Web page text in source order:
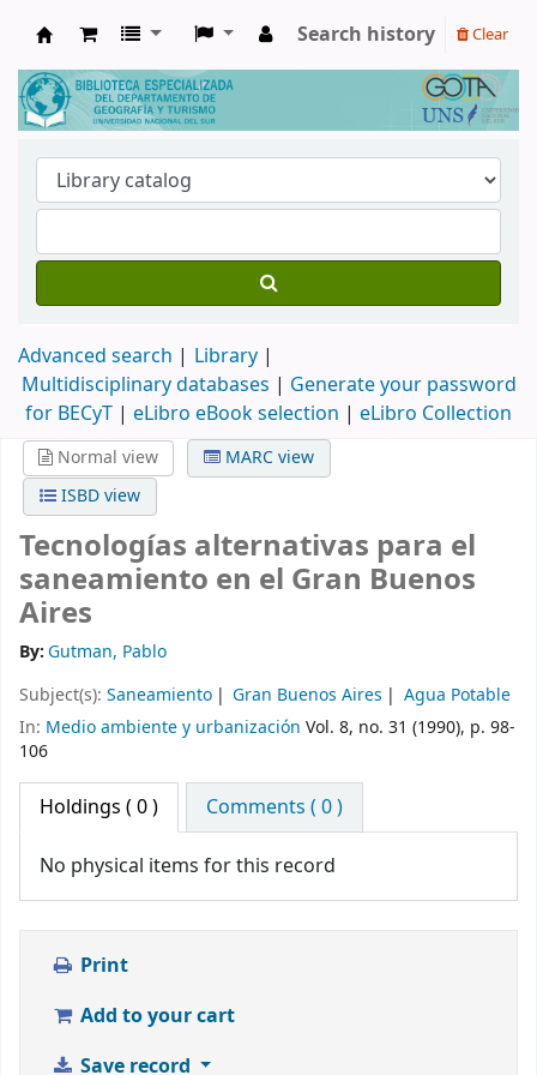
Biblioteca de Geografía y Turismo
Search history Clear
Advanced search
Library
Multidisciplinary databases | Generate your password
for BECyT | eLibro eBook selection | eLibro Collection
Normal view
MARC view
ISBD view
Tecnologías alternativas para el
saneamiento en el Gran Buenos
Aires
By:Gutman, Pablo
Subject(s): Saneamiento Gran Buenos Aires
Agua Potable
In: Medio ambiente y urbanización Vol. 8, no. 31 (1990), p. 98-
106
Holdings ( 0 ) Comments ( 0 )
No physical items for this record
Print
Add to your cart
Save record